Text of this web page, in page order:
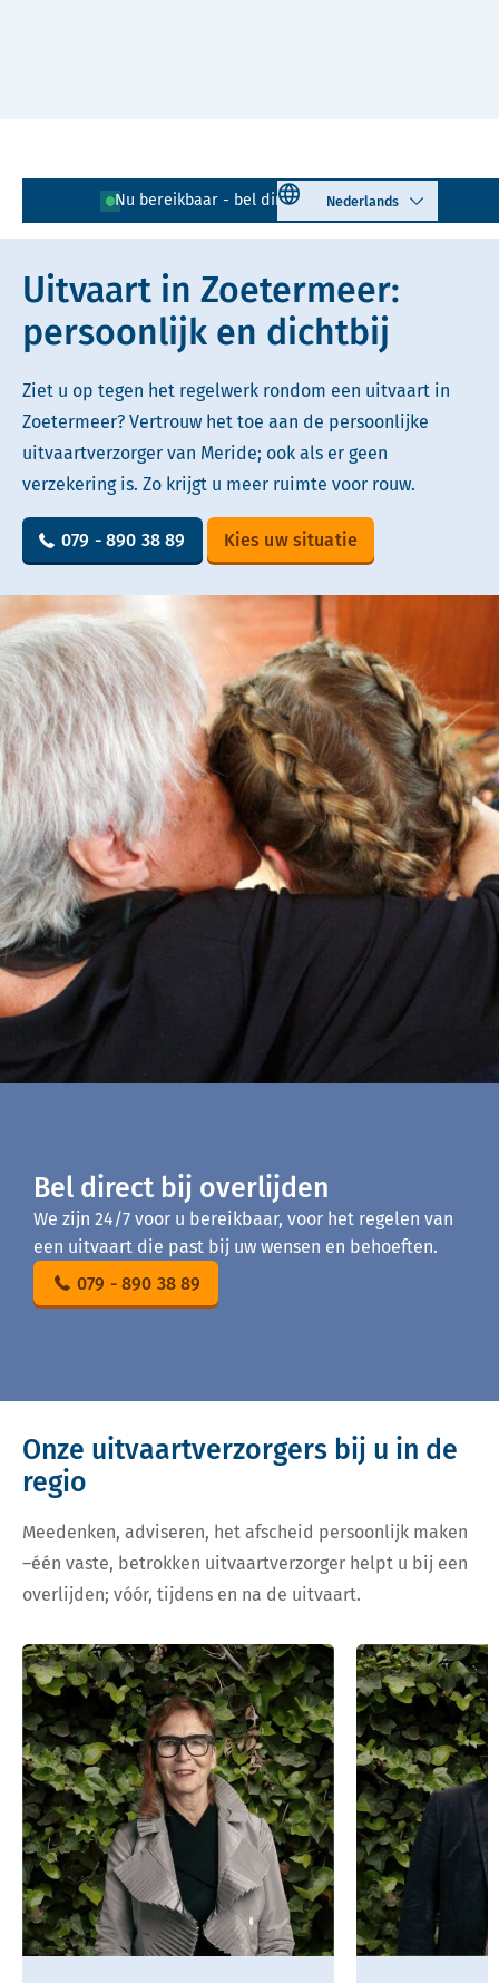
Nu bereikbaar - bel direct! 079 - 890 38 89
Select language
Lees voor Uitleg woorden
Simpele tekst
Uitvaart in Zoetermeer:
persoonlijk en dichtbij
Ziet u op tegen het regelwerk rondom een uitvaart in
Zoetermeer? Vertrouw het toe aan de persoonlijke
uitvaartverzorger van Meride; ook als er geen
verzekering is. Zo krijgt u meer ruimte voor rouw.
079 - 890 38 89 Kies uw situatie
Bel direct bij overlijden
We zijn 24/7 voor u bereikbaar, voor het regelen van
een uitvaart die past bij uw wensen en behoeften.
079 - 890 38 89
Onze uitvaartverzorgers bij u in de
regio
Meedenken, adviseren, het afscheid persoonlijk maken
–één vaste, betrokken uitvaartverzorger helpt u bij een
overlijden; vóór, tijdens en na de uitvaart.